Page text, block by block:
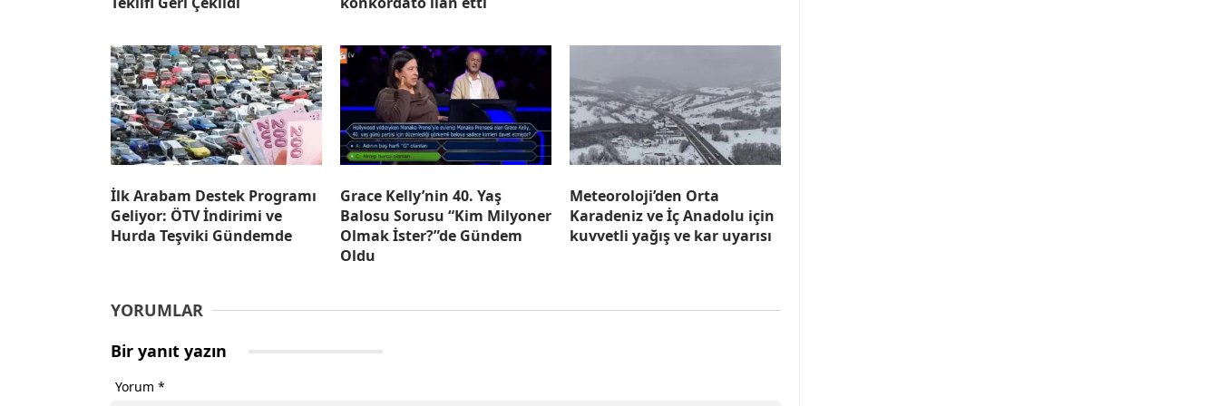
İlk Arabam Destek Programı
Geliyor: ÖTV İndirimi ve
Hurda Teşviki Gündemde
Grace Kelly’nin 40. Yaş
Balosu Sorusu “Kim Milyoner
Olmak İster?”de Gündem
Oldu
Meteoroloji’den Orta
Karadeniz ve İç Anadolu için
kuvvetli yağış ve kar uyarısı
YORUMLAR
Bir yanıt yazın
Yorum *